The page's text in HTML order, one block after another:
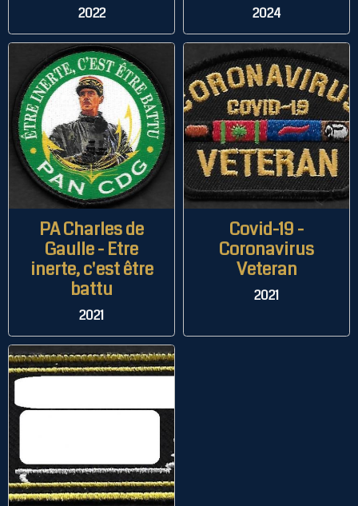
2022 2024
PA Charles de
Gaulle - Etre
inerte, c'est être
battu
2021
Covid-19 -
Coronavirus
Veteran
2021